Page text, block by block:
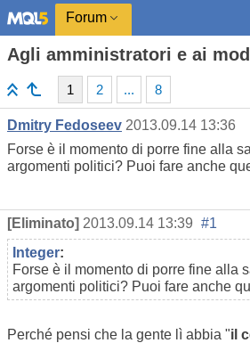
Forum
Agli amministratori e ai
1 2 ... 8
Dmitry Fedoseev 2013.09.14 13:36
Forse è il momento di porre fine alla
argomenti politici? Puoi fare anche
[Eliminato] 2013.09.14 13:39 #1
Integer:
Forse è il momento di porre fine alla
argomenti politici? Puoi fare anche
Perché pensi che la gente lì abbia "il